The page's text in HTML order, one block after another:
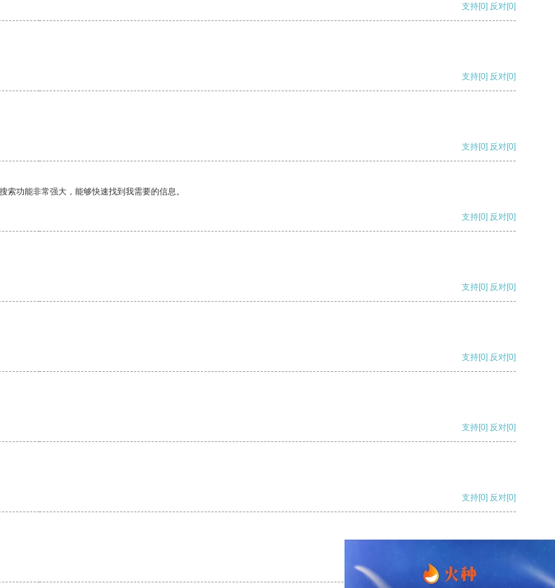
支持[0] 反对[0]
支持[0] 反对[0]
支持[0] 反对[0]
功能非常强大，能够快速找到我需要的信息。
支持[0] 反对[0]
支持[0] 反对[0]
支持[0] 反对[0]
支持[0] 反对[0]
支持[0] 反对[0]
支持